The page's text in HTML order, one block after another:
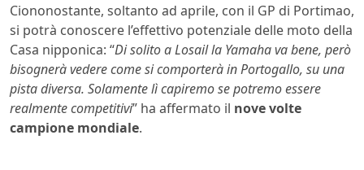
Ciononostante, soltanto ad aprile, con il GP di Portimao,
si potrà conoscere l’effettivo potenziale delle moto della
Casa nipponica: “Di solito a Losail la Yamaha va bene, però
bisognerà vedere come si comporterà in Portogallo, su una
pista diversa. Solamente lì capiremo se potremo essere
realmente competitivi” ha affermato il nove volte
campione mondiale.